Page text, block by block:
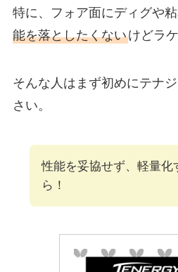
特に、フォア面にディグや粘
能を落としたくないけどラ
そんな人はまず初めにテナ
さい。
性能を妥協せず、軽量化
ら！